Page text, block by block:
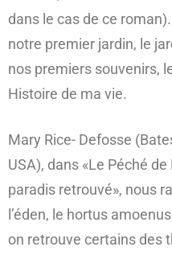
dans le cas de ce
notre premier jardin, le
nos premiers souvenirs,
Histoire de ma vie.
Mary Rice- Defosse
USA), dans «Le Péché
paradis retrouvé», nous
l’éden, le hortus
on retrouve certains des